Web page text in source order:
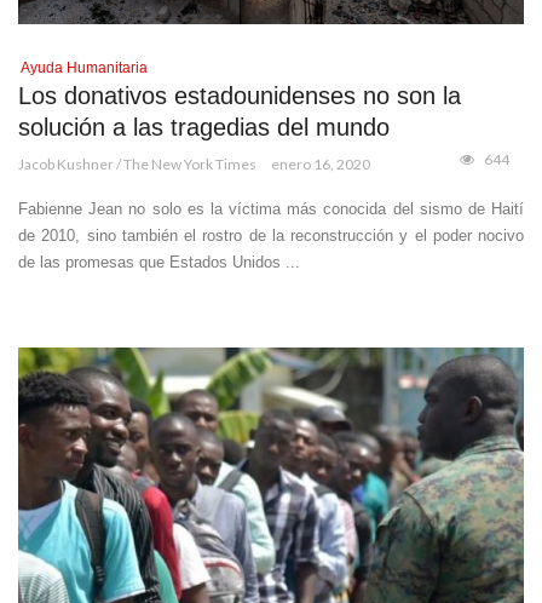
Ayuda Humanitaria
Los donativos estadounidenses no son la
solución a las tragedias del mundo
Jacob Kushner / The New York Times enero 16, 2020 644
Fabienne Jean no solo es la víctima más conocida del sismo de Haití
de 2010, sino también el rostro de la reconstrucción y el poder nocivo
de las promesas que Estados Unidos ...